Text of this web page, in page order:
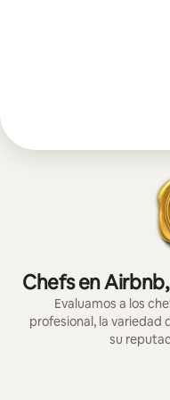
Chefs en
Evaluamos a los
profesional, la variedad
su